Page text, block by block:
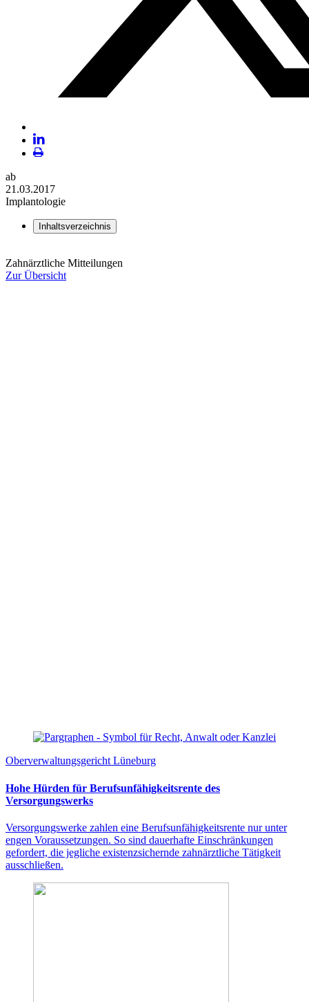
Plattform
X
LinekdIn
ab
21.03.2017
Implantologie
Inhaltsverzeichnis
Zahnärztliche Mitteilungen
Zur Übersicht
Oberverwaltungsgericht Lüneburg
Hohe Hürden für Berufsunfähigkeitsrente des
Versorgungswerks
Versorgungswerke zahlen eine Berufsunfähigkeitsrente nur unter
engen Voraussetzungen. So sind dauerhafte Einschränkungen
gefordert, die jegliche existenzsichernde zahnärztliche Tätigkeit
ausschließen.